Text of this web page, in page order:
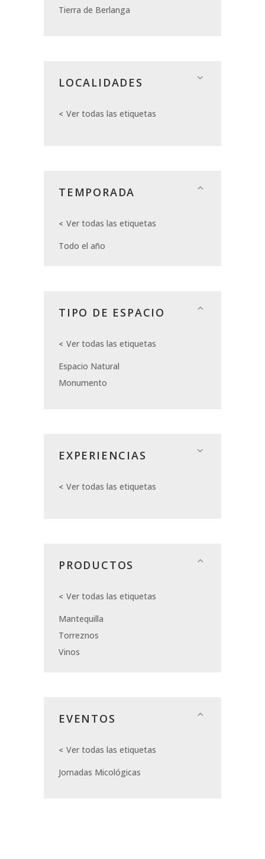
Tierra de Berlanga
LOCALIDADES
Ver todas las etiquetas
TEMPORADA
Ver todas las etiquetas
Todo el año
TIPO DE ESPACIO
Ver todas las etiquetas
Espacio Natural
Monumento
EXPERIENCIAS
Ver todas las etiquetas
PRODUCTOS
Ver todas las etiquetas
Mantequilla
Torreznos
Vinos
EVENTOS
Ver todas las etiquetas
Jornadas Micológicas